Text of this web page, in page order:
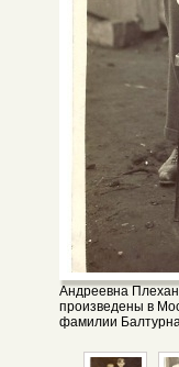
Андреевна
произведены в
фамилии